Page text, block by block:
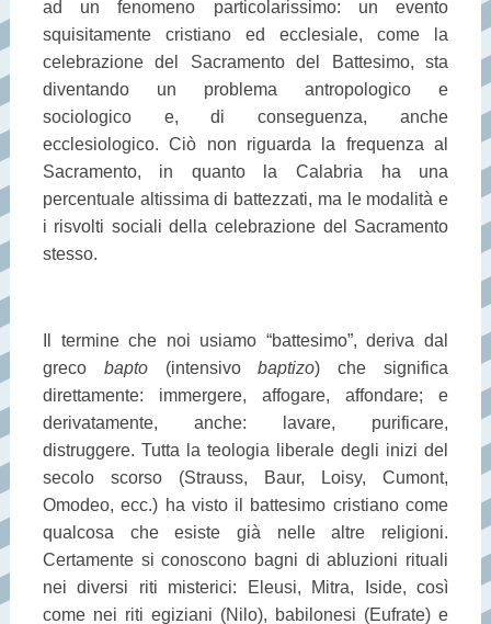
ad un fenomeno particolarissimo: un evento
squisitamente cristiano ed ecclesiale, come la
celebrazione del Sacramento del Battesimo, sta
diventando un problema antropologico e
sociologico e, di conseguenza, anche
ecclesiologico. Ciò non riguarda la frequenza al
Sacramento, in quanto la Calabria ha una
percentuale altissima di battezzati, ma le modalità e
i risvolti sociali della celebrazione del Sacramento
stesso.
Il termine che noi usiamo “battesimo”, deriva dal
greco bapto(intensivobaptizo) che significa
direttamente: immergere, affogare, affondare; e
derivatamente, anche: lavare, purificare,
distruggere. Tutta la teologia liberale degli inizi del
secolo scorso (Strauss, Baur, Loisy, Cumont,
Omodeo, ecc.) ha visto il battesimo cristiano come
qualcosa che esiste già nelle altre religioni.
Certamente si conoscono bagni di abluzioni rituali
nei diversi riti misterici: Eleusi, Mitra, Iside, così
come nei riti egiziani (Nilo), babilonesi (Eufrate) e